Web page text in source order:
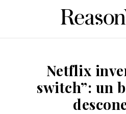
Netflix
switch”: un